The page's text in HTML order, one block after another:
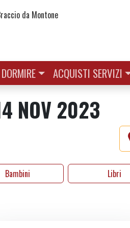
DORMIRE ACQUISTI SERVIZI
NOV 2023
Bambini Libri